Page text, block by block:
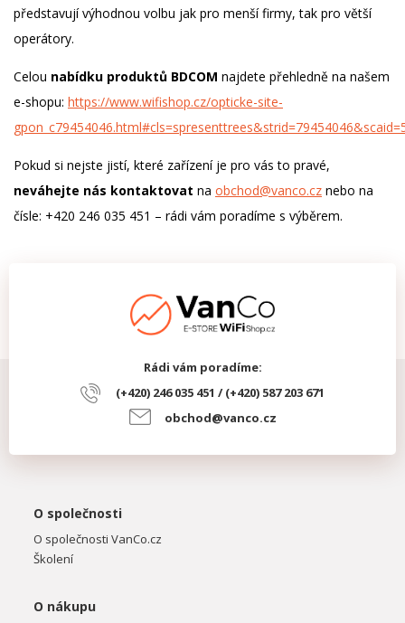
představují výhodnou volbu jak pro menší firmy, tak pro větší
operátory.
Celou nabídku produktů BDCOM najdete přehledně na našem
e-shopu: https://www.wifishop.cz/opticke-site-
Pokud si nejste jistí, které zařízení je pro vás to pravé,
neváhejte nás kontaktovat na obchod@vanco.cz nebo na
čísle: +420 246 035 451 – rádi vám poradíme s výběrem.
Rádi vám poradíme:
(+420) 246 035 451 / (+420) 587 203 671
obchod@vanco.cz
O společnosti
O společnosti VanCo.cz
Školení
O nákupu